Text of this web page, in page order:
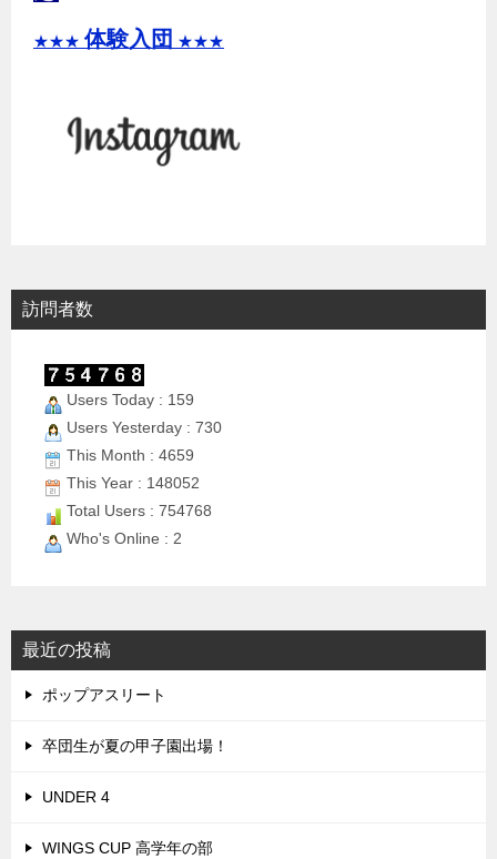
★★★ 体験入団 ★★★
訪問者数
Users Today : 159
Users Yesterday : 730
This Month : 4659
This Year : 148052
Total Users : 754768
Who's Online : 2
最近の投稿
ポップアスリート
卒団生が夏の甲子園出場！
UNDER 4
WINGS CUP 高学年の部